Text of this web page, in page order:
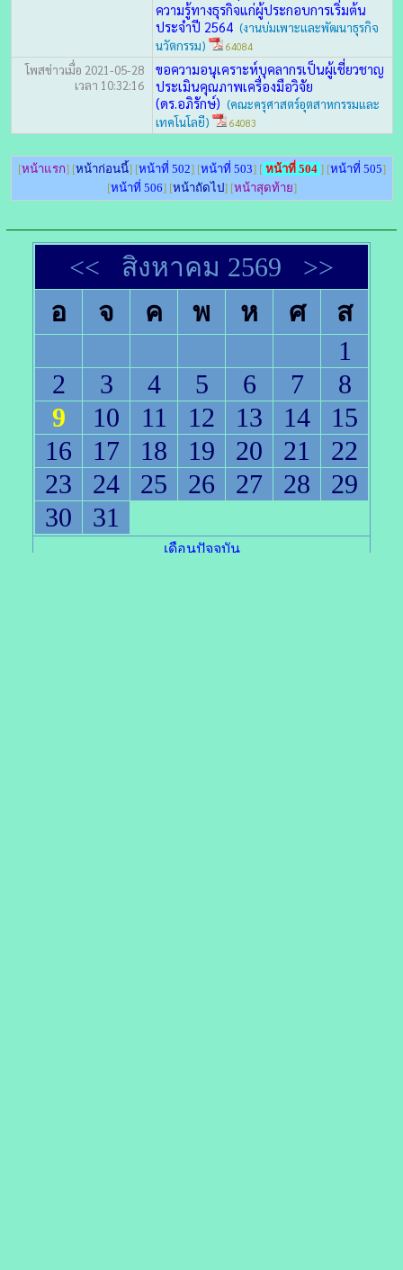
ความรู้ทางธุรกิจแก่ผู้ประกอบการเริ่มต้น
ประจำปี 2564 (งานบ่มเพาะและพัฒนาธุรกิจ
นวัตกรรม)
64084
โพสข่าวเมื่อ 2021-05-28
เวลา 10:32:16
ขอความอนุเคราะห์บุคลากรเป็นผู้เชี่ยวชาญ
ประเมินคุณภาพเครื่องมือวิจัย
(ดร.อภิรักษ์) (คณะครุศาสตร์อุตสาหกรรมและ
เทคโนโลยี)
64083
[หน้าแรก] [หน้าก่อนนี้] [หน้าที่ 502] [หน้าที่ 503] [หน้าที่ 504 ] [หน้าที่ 505]
[หน้าที่ 506] [หน้าถัดไป] [หน้าสุดท้าย]